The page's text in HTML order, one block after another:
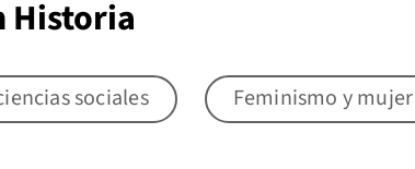
Historia
sociales Feminismo y mujer